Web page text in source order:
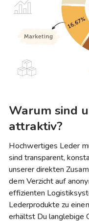
Warum sind
attraktiv?
Hochwertiges Leder
sind transparent,
unserer direkten
dem Verzicht auf
effizienten
Lederprodukte zu
erhältst Du langlebige